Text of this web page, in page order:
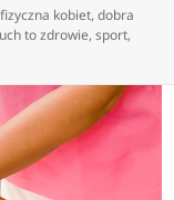
kobiet,dobra
to zdrowie,sport,